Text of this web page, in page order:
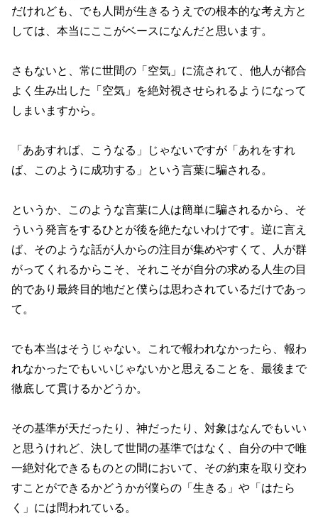
だけれども、でも人間が生きるうえでの根本的な考え方と
しては、本当にここがベースになんだと思います。
さもないと、常に世間の「空気」に流されて、他人が都合
よく生み出した「空気」を絶対視させられるようになって
しまいますから。
「ああすれば、こうなる」じゃないですが「あれをすれ
ば、このように成功する」という言葉に騙される。
というか、このような言葉に人は簡単に騙されるから、そ
ういう発言をするひとが後を絶たないわけです。逆に言え
ば、そのような話が人からの注目が集めやすくて、人が群
がってくれるからこそ、それこそが自分の求める人生の目
的であり最終目的地だと僕らは思わされているだけであっ
て。
でも本当はそうじゃない。これで報われなかったら、報わ
れなかったでもいいじゃないかと思えることを、最後まで
徹底して貫けるかどうか。
その基準が天だったり、神だったり、対象はなんでもいい
と思うけれど、決して世間の基準ではなく、自分の中で唯
一絶対化できるものとの間において、その約束を取り交わ
すことができるかどうかが僕らの「生きる」や「はたら
く」には問われている。